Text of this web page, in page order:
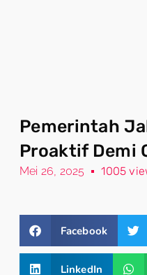
Pemerintah
Proaktif Demi
Mei 26, 2025 1005
Facebook
LinkedIn